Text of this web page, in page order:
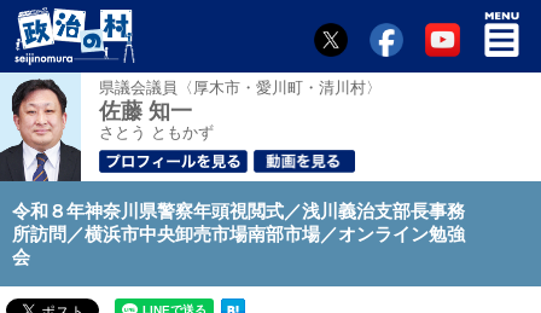
県議会議員〈厚木市・愛川町・清川村〉
佐藤 知一
さとう ともかず
令和８年神奈川県警察年頭視閲式／浅川義治支部長事務
所訪問／横浜市中央卸売市場南部市場／オンライン勉強
会